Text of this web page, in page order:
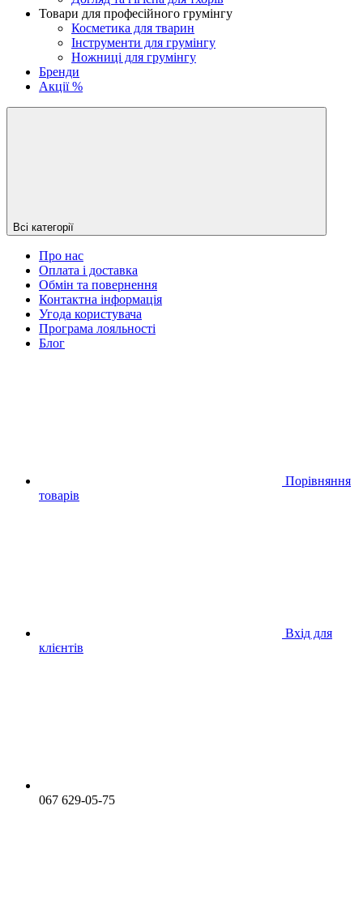
Товари для професійного грумінгу
Косметика для тварин
Інструменти для грумінгу
Ножниці для грумінгу
Бренди
Акції %
Всі категорії
Про нас
Оплата і доставка
Обмін та повернення
Контактна інформація
Угода користувача
Програма лояльності
Блог
Порівняння
товарів
Вхід для
клієнтів
067 629-05-75